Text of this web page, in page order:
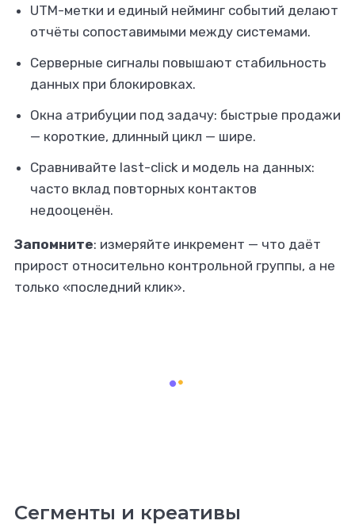
UTM-метки и единый нейминг событий делают
отчёты сопоставимыми между системами.
Серверные сигналы повышают стабильность
данных при блокировках.
Окна атрибуции под задачу: быстрые продажи
— короткие, длинный цикл — шире.
Сравнивайте last-click и модель на данных:
часто вклад повторных контактов
недооценён.
Запомните: измеряйте инкремент — что даёт
прирост относительно контрольной группы, а не
только «последний клик».
Сегменты и креативы